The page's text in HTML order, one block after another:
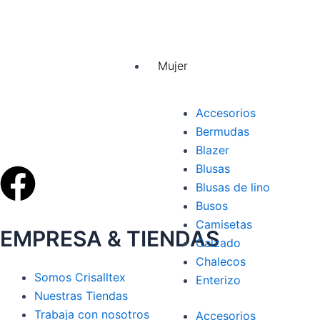
Mujer
Accesorios
Bermudas
Blazer
Blusas
Blusas de lino
Busos
Camisetas
Calzado
Chalecos
Enterizo
Accesorios
Facebook
EMPRESA & TIENDAS
Somos Crisalltex
Nuestras Tiendas
Trabaja con nosotros